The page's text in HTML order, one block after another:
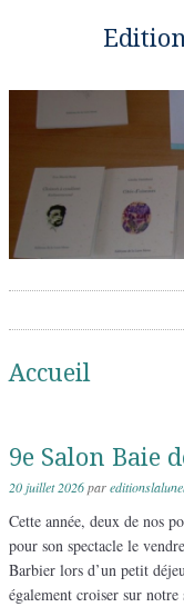
Accueil
9e Salon Baie
20 juillet 2026par
Cette année, deux de nos
pour son spectacle le
Barbier lors d’un petit
également croiser sur